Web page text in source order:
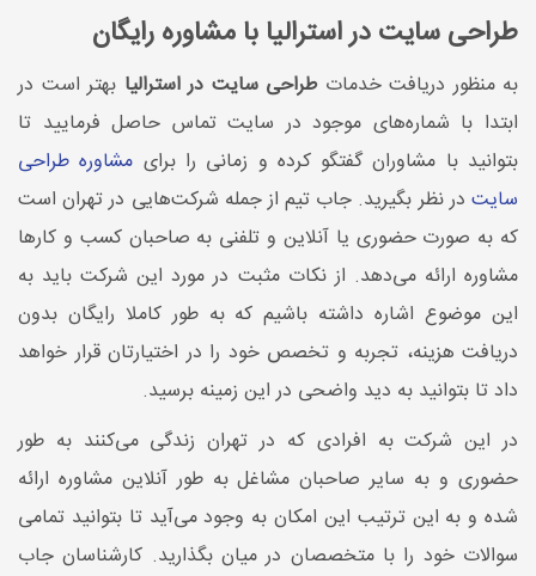
طراحی سایت در استرالیا با مشاوره رایگان
به منظور دریافت خدماتطراحی سایت در استرالیا بهتر است در
ابتدا با شماره‌های موجود در سایت تماس حاصل فرمایید تا
بتوانید با مشاوران گفتگو کرده و زمانی را برای مشاوره طراحی
سایت در نظر بگیرید. جاب تیم از جمله شرکت‌هایی در تهران است
که به صورت حضوری یا آنلاین و تلفنی به صاحبان کسب و کارها
مشاوره ارائه می‌دهد. از نکات مثبت در مورد این شرکت باید به
این موضوع اشاره داشته باشیم که به طور کاملا رایگان بدون
دریافت هزینه، تجربه و تخصص خود را در اختیارتان قرار خواهد
داد تا بتوانید به دید واضحی در این زمینه برسید.
در این شرکت به افرادی که در تهران زندگی می‌کنند به طور
حضوری و به سایر صاحبان مشاغل به طور آنلاین مشاوره ارائه
شده و به این ترتیب این امکان به وجود می‌آید تا بتوانید تمامی
سوالات خود را با متخصصان در میان بگذارید. کارشناسان جاب